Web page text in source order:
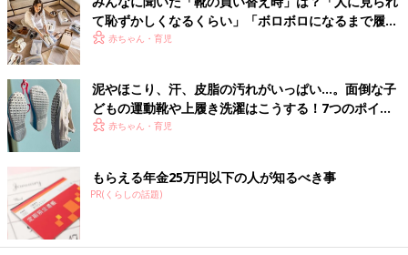
て恥ずかしくなるくらい」「ボロボロになるまで履き
つぶす」もあり!? お気に入りの靴を長くもたせる時短
赤ちゃん・育児
泥やほこり、汗、皮脂の汚れがいっぱい…。面倒な子
どもの運動靴や上履き洗濯はこうする！7つのポイン
ト 赤ちゃん・育児
もらえる年金25万円以下の人が知るべき事
PR(くらしの話題)